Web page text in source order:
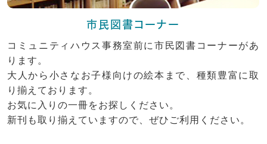
市民図書コーナー
コミュニティハウス事務室前に市民図書コーナーがあ
ります。
大人から小さなお子様向けの絵本まで、種類豊富に取
り揃えております。
お気に入りの一冊をお探しください。
新刊も取り揃えていますので、ぜひご利用ください。